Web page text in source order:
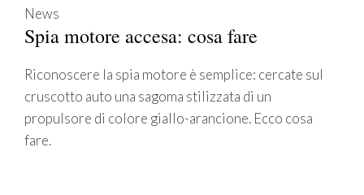
News
Spia motore accesa: cosa fare
Riconoscere la spia motore è semplice: cercate sul
cruscotto auto una sagoma stilizzata di un
propulsore di colore giallo-arancione. Ecco cosa
fare.